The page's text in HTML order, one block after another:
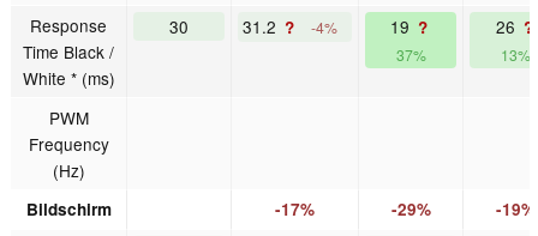
Response
Time Black /
White * (ms)
30 31.2 ? -4% 19 ?
37%
26 ?
13%
PWM
Frequency
(Hz)
Bildschirm -17% -29% -19%